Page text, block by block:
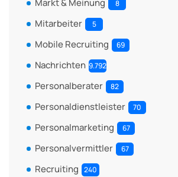
8
Mitarbeiter 5
Mobile Recruiting 69
Nachrichten 9.792
Personalberater 82
Personaldienstleister 70
Personalmarketing 67
Personalvermittler 67
Recruiting 240